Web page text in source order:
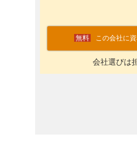
この会社に
会社選びは